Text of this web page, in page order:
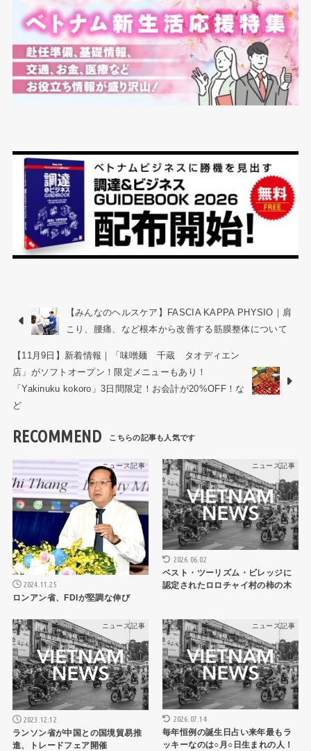
【みんなのヘルスケア】FASCIA KAPPA PHYSIO｜肩
こり、腰痛、など根本から改善する筋膜整体について
【11月9日】新着情報｜「味噌麺 千蔵 タオディエン
店」がソフトオープン！限定メニューもあり！
「Yakinuku kokoro」3日間限定！お会計が20%OFF！な
ど
RECOMMEND
ニュース記事
2024.11.25
ロンアン省、FDIが堅調な伸び
ニュース記事
2026.06.02
ベスト・ツーリズム・ビレッジに
認定されたロロチャイ村の柿の木
ニュース記事
2023.12.12
ランソン省が中国との国境貿易推
進、トレードフェア開催
ニュース記事
2026.07.14
毎年恒例の誕生日占い来年最もラ
ッキーなのは○月○日生まれの人！